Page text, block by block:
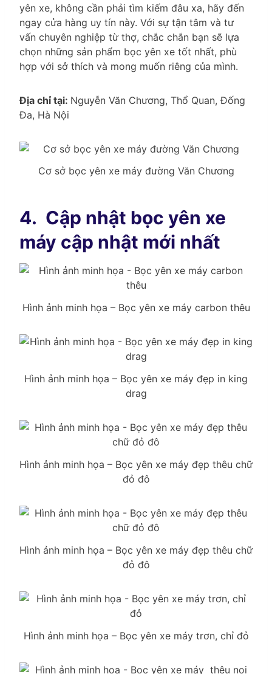
yên xe, không cần phải tìm kiếm đâu xa, hãy đến
ngay cửa hàng uy tín này. Với sự tận tâm và tư
vấn chuyên nghiệp từ thợ, chắc chắn bạn sẽ lựa
chọn những sản phẩm bọc yên xe tốt nhất, phù
hợp với sở thích và mong muốn riêng của mình.
Địa chỉ tại: Nguyễn Văn Chương, Thổ Quan, Đống
Đa, Hà Nội
Cơ sở bọc yên xe máy đường Văn Chương
4. Cập nhật bọc yên xe
máy cập nhật mới nhất
Hình ảnh minh họa – Bọc yên xe máy carbon thêu
Hình ảnh minh họa – Bọc yên xe máy đẹp in king
drag
Hình ảnh minh họa – Bọc yên xe máy đẹp thêu chữ
đỏ đô
Hình ảnh minh họa – Bọc yên xe máy đẹp thêu chữ
đỏ đô
Hình ảnh minh họa – Bọc yên xe máy trơn, chỉ đỏ